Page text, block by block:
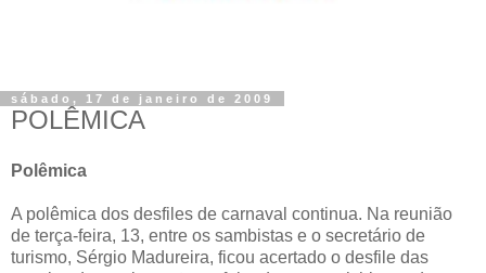
sábado, 17 de janeiro de 2009
POLÊMICA
Polêmica
A polêmica dos desfiles de carnaval continua. Na reunião
de terça-feira, 13, entre os sambistas e o secretário de
turismo, Sérgio Madureira, ficou acertado o desfile das